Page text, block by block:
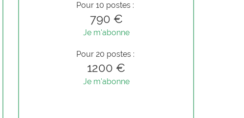
Pour 10 postes :
790 €
Je m'abonne
Pour 20 postes :
1200 €
Je m'abonne